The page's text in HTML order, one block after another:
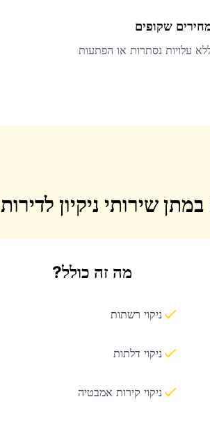
שקופים
עלויות נסתרות או הפתעות
שירותי ניקיון
מה זה כולל?
ניקוי רשתות
ניקוי דלתות
ניקוי קירות אמבטיה